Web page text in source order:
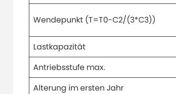
Wendepunkt (T=T0-C2/(3*C3))
Lastkapazität
Antriebsstufe max.
Alterung im ersten Jahr